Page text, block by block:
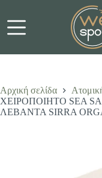
περιεχόμενο
Αρχική σελίδα
ΧΕΙΡΟΠΟΙΗΤΟ SEA
ΛΕΒΑΝΤΑ SIRRA